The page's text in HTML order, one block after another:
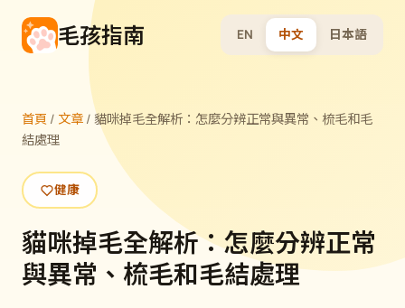
毛孩指南 EN 中文 日本語
首頁 / 文章 / 貓咪掉毛全解析：怎麼分辨正常與異常、梳毛和毛
結處理
健康
貓咪掉毛全解析：怎麼分辨正常
與異常、梳毛和毛結處理